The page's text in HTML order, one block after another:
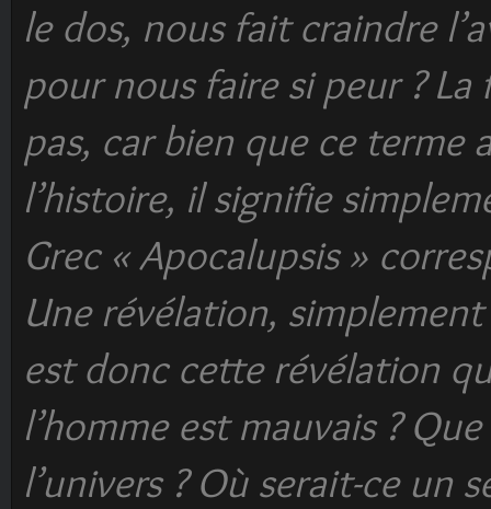
le dos, nous fait craindre
pour nous faire si peur ?
pas, car bien que ce terme
l’histoire, il signifie
Grec « Apocalupsis »
Une révélation,
est donc cette révélation
l’homme est mauvais ?
l’univers ? Où serait-ce un